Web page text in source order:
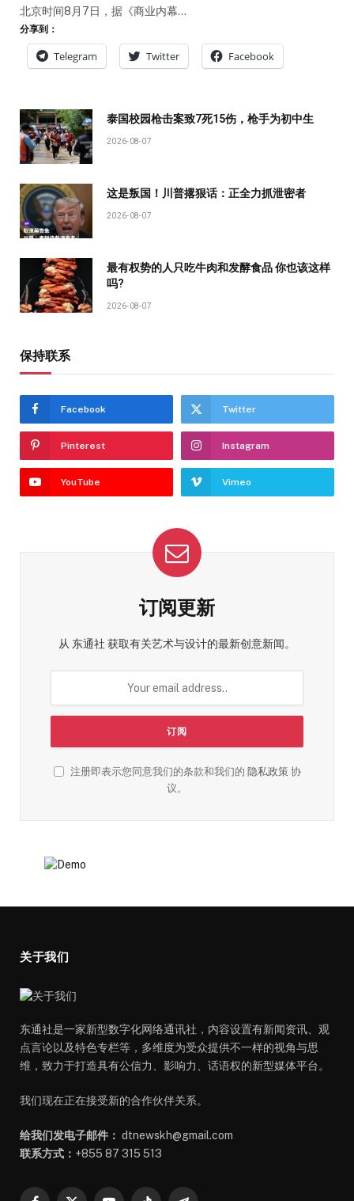
北京时间8月7日，据《商业内幕…
分享到：
Telegram Twitter Facebook
泰国校园枪击案致7死15伤，枪手为初中生
2026-08-07
这是叛国！川普撂狠话：正全力抓泄密者
2026-08-07
最有权势的人只吃牛肉和发酵食品 你也该这样
吗?
2026-08-07
保持联系
Facebook Twitter
Pinterest Instagram
YouTube Vimeo
订阅更新
从 东通社 获取有关艺术与设计的最新创意新闻。
注册即表示您同意我们的条款和我们的 隐私政策协
议。
关于我们
东通社是一家新型数字化网络通讯社，内容设置有新闻资讯、观
点言论以及特色专栏等，多维度为受众提供不一样的视角与思
维，致力于打造具有公信力、影响力、话语权的新型媒体平台。
我们现在正在接受新的合作伙伴关系。
给我们发电子邮件： dtnewskh@gmail.com
联系方式： +855 87 315 513